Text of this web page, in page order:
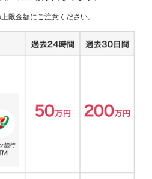
限金額にご注意ください。